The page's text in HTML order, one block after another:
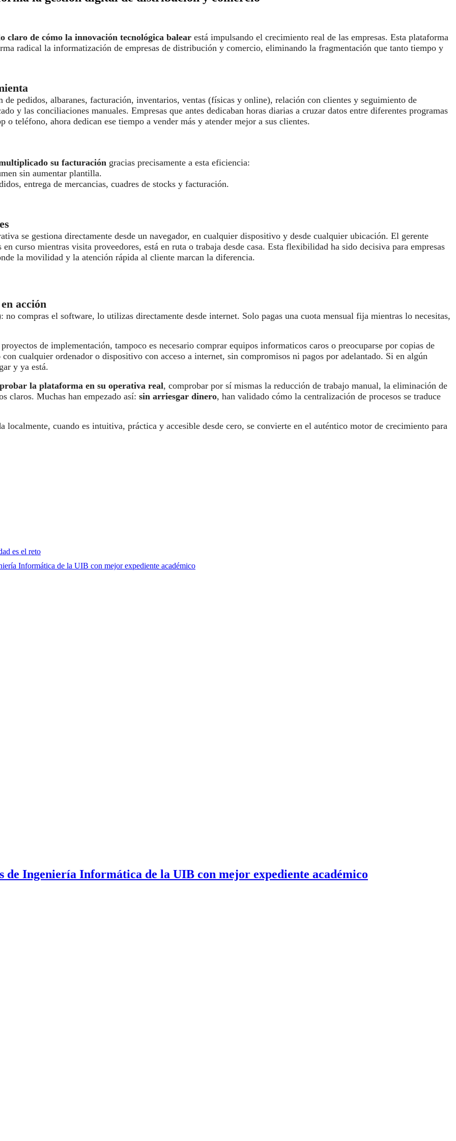
claro de cómo la innovación tecnológica balear está impulsando el crecimiento real de las empresas. Esta plataforma
radical la informatización de empresas de distribución y comercio, eliminando la fragmentación que tanto tiempo y
de pedidos, albaranes, facturación, inventarios, ventas (físicas y online), relación con clientes y seguimiento de
y las conciliaciones manuales. Empresas que antes dedicaban horas diarias a cruzar datos entre diferentes programas
o teléfono, ahora dedican ese tiempo a vender más y atender mejor a sus clientes.
su facturación gracias precisamente a esta eficiencia:
sin aumentar plantilla.
entrega de mercancias, cuadres de stocks y facturación.
se gestiona directamente desde un navegador, en cualquier dispositivo y desde cualquier ubicación. El gerente
curso mientras visita proveedores, está en ruta o trabaja desde casa. Esta flexibilidad ha sido decisiva para empresas
la movilidad y la atención rápida al cliente marcan la diferencia.
acción
compras el software, lo utilizas directamente desde internet. Solo pagas una cuota mensual fija mientras lo necesitas,
de implementación, tampoco es necesario comprar equipos informaticos caros o preocuparse por copias de
cualquier ordenador o dispositivo con acceso a internet, sin compromisos ni pagos por adelantado. Si en algún
y ya está.
probar la plataforma en su operativa real, comprobar por sí mismas la reducción de trabajo manual, la eliminación de
claros. Muchas han empezado así: sin arriesgar dinero, han validado cómo la centralización de procesos se traduce
cuando es intuitiva, práctica y accesible desde cero, se convierte en el auténtico motor de crecimiento para
es el reto
Informática de la UIB con mejor expediente académico
de Ingeniería Informática de la UIB con mejor expediente académico